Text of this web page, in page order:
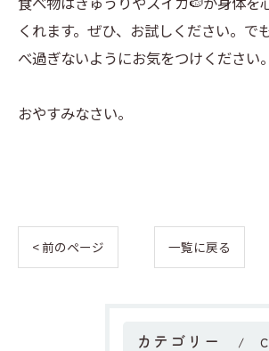
くれます。ぜひ、お試しください。で
べ過ぎないようにお気をつけください。
おやすみなさい。
< 前のページ 一覧に戻る
カテゴリー